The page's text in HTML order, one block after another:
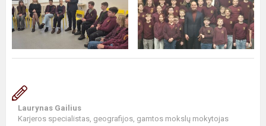
Laurynas Gailius
Karjeros specialistas, geografijos, gamtos mokslų mokytojas